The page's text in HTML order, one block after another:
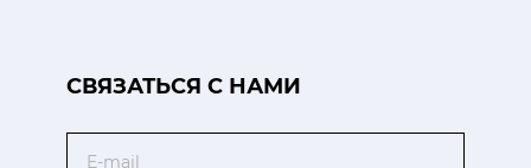
CВЯЗАТЬСЯ С НАМИ